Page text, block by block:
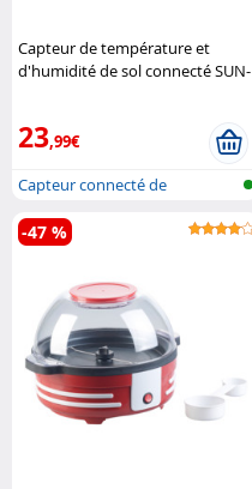
Capteur de température et
d'humidité de sol connecté SUN-
23,99€
Capteur connecté de
température et ..
-47 %